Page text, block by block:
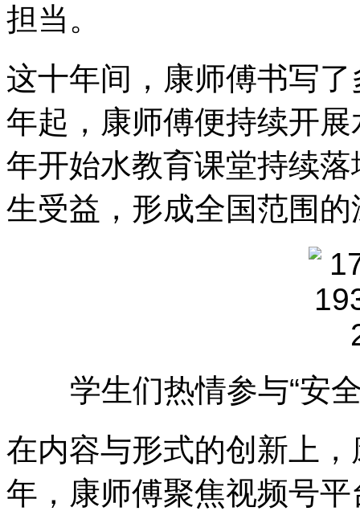
担当。
这十年间，康师傅书写
年起，康师傅便持续开
年开始水教育课堂持续
生受益，形成全国范围
学生们热情参与“安
在内容与形式的创新上
年，康师傅聚焦视频号